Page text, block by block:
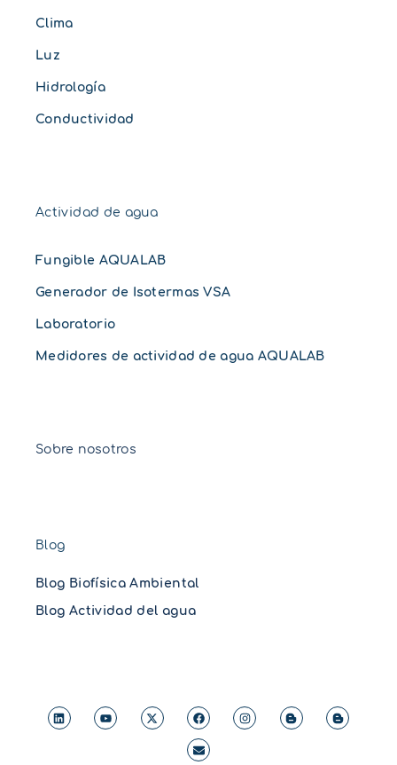
Clima
Luz
Hidrología
Conductividad
Actividad de agua
Fungible AQUALAB
Generador de Isotermas VSA
Laboratorio
Medidores de actividad de agua AQUALAB
Sobre nosotros
Blog
Blog Biofísica Ambiental
Blog Actividad del agua